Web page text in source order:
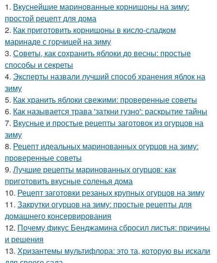
1. Вкуснейшие маринованные корнишоны на зиму:
простой рецепт для дома
2. Как приготовить корнишоны в кисло-сладком
маринаде с горчицей на зиму
3. Советы, как сохранить яблоки до весны: простые
способы и секреты
4. Эксперты назвали лучший способ хранения яблок на
зиму
5. Как хранить яблоки свежими: проверенные советы
6. Как называется трава 'заткни гузно': раскрытие тайны
7. Вкусные и простые рецепты заготовок из огурцов на
зиму
8. Рецепт идеальных маринованных огурцов на зиму:
проверенные советы
9. Лучшие рецепты маринованных огурцов: как
приготовить вкусные соленья дома
10. Рецепт заготовки резаных крупных огурцов на зиму
11. Закрутки огурцов на зиму: простые рецепты для
домашнего консервирования
12. Почему фикус Бенджамина сбросил листья: причины
и решения
13. Хризантемы мультифлора: это та, которую вы искали